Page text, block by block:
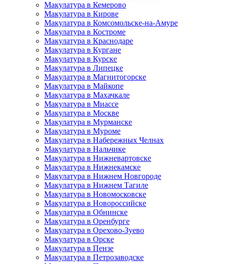
Макулатура в Кемерово
Макулатура в Кирове
Макулатура в Комсомольске-на-Амуре
Макулатура в Костроме
Макулатура в Краснодаре
Макулатура в Кургане
Макулатура в Курске
Макулатура в Липецке
Макулатура в Магнитогорске
Макулатура в Майкопе
Макулатура в Махачкале
Макулатура в Миассе
Макулатура в Москве
Макулатура в Мурманске
Макулатура в Муроме
Макулатура в Набережных Челнах
Макулатура в Нальчике
Макулатура в Нижневартовске
Макулатура в Нижнекамске
Макулатура в Нижнем Новгороде
Макулатура в Нижнем Тагиле
Макулатура в Новомосковске
Макулатура в Новороссийске
Макулатура в Обнинске
Макулатура в Оренбурге
Макулатура в Орехово-Зуево
Макулатура в Орске
Макулатура в Пензе
Макулатура в Петрозаводске